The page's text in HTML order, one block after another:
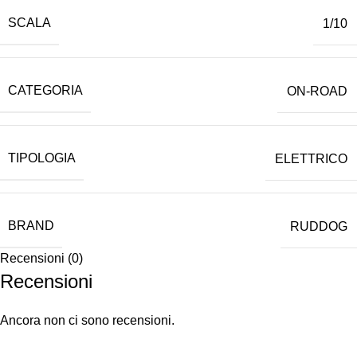
SCALA 1/10
CATEGORIA ON-ROAD
TIPOLOGIA ELETTRICO
BRAND RUDDOG
Recensioni (0)
Recensioni
Ancora non ci sono recensioni.